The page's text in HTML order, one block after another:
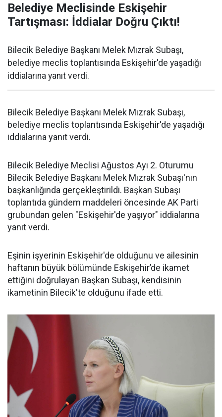
Belediye Meclisinde Eskişehir
Tartışması: İddialar Doğru Çıktı!
Bilecik Belediye Başkanı Melek Mızrak Subaşı,
belediye meclis toplantısında Eskişehir'de yaşadığı
iddialarına yanıt verdi.
Bilecik Belediye Başkanı Melek Mızrak Subaşı,
belediye meclis toplantısında Eskişehir'de yaşadığı
iddialarına yanıt verdi.
Bilecik Belediye Meclisi Ağustos Ayı 2. Oturumu
Bilecik Belediye Başkanı Melek Mızrak Subaşı'nın
başkanlığında gerçekleştirildi. Başkan Subaşı
toplantıda gündem maddeleri öncesinde AK Parti
grubundan gelen "Eskişehir'de yaşıyor" iddialarına
yanıt verdi.
Eşinin işyerinin Eskişehir'de olduğunu ve ailesinin
haftanın büyük bölümünde Eskişehir’de ikamet
ettiğini doğrulayan Başkan Subaşı, kendisinin
ikametinin Bilecik'te olduğunu ifade etti.